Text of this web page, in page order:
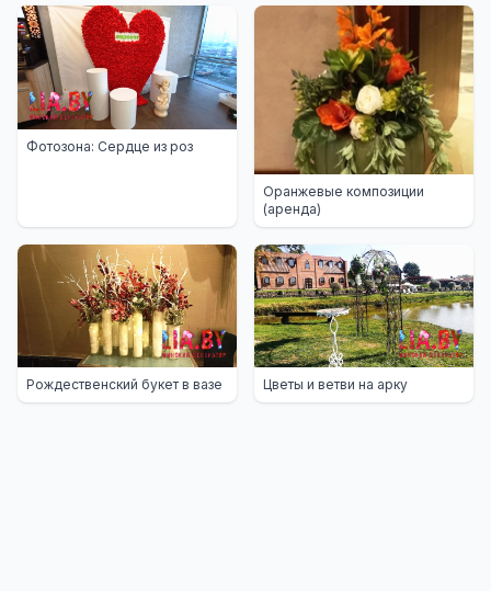
Фотозона: Сердце из роз
Оранжевые композиции
(аренда)
Рождественский букет в вазе Цветы и ветви на арку